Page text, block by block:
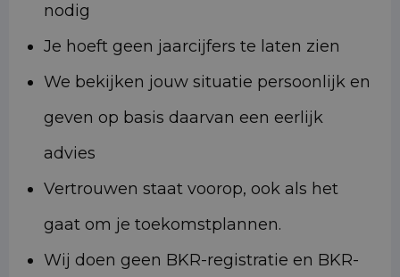
nodig
Je hoeft geen jaarcijfers te laten zien
We bekijken jouw situatie persoonlijk en
geven op basis daarvan een eerlijk
advies
Vertrouwen staat voorop, ook als het
gaat om je toekomstplannen.
Wij doen geen BKR-registratie en BKR-